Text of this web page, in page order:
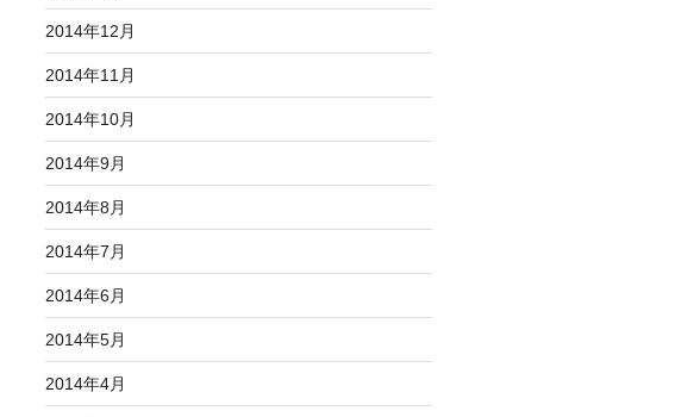
2014年12月
2014年11月
2014年10月
2014年9月
2014年8月
2014年7月
2014年6月
2014年5月
2014年4月